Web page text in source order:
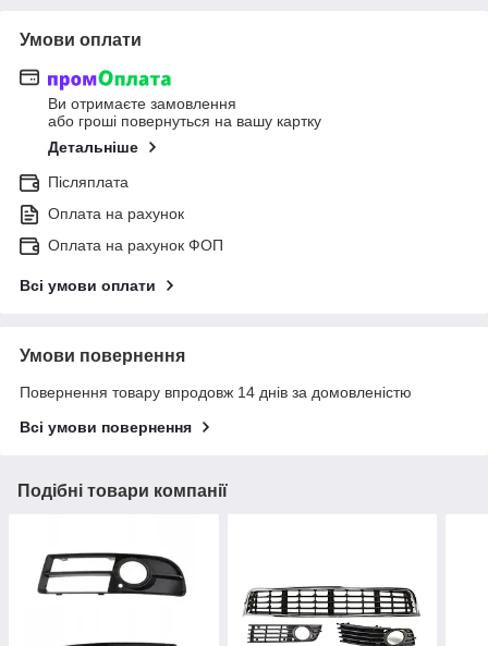
Умови оплати
Ви отримаєте замовлення
або гроші повернуться на вашу картку
Детальніше
Післяплата
Оплата на рахунок
Оплата на рахунок ФОП
Всі умови оплати
Умови повернення
Повернення товару впродовж 14 днів за домовленістю
Всі умови повернення
Подібні товари компанії